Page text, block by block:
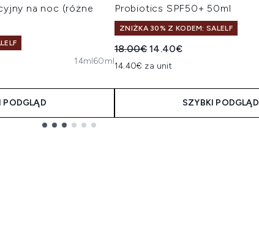
na noc (różne
14ml60ml
PODGLĄD
Probiotics SPF50+ 50ml
ZNIŻKA 30% Z KODEM: SALELF
Sugerowana cena detaliczna:
18.00€Aktualna cena:
14.40€
14.40€ za unit
SZYBKI PODGLĄD